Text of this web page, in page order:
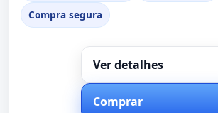
Compra segura
Ver detalhes
Comprar